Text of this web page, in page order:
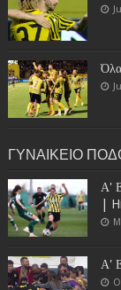
ΓΥΝΑΙΚΕΙΟ
Α'
|
Α'